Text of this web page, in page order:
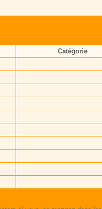
Catégorie